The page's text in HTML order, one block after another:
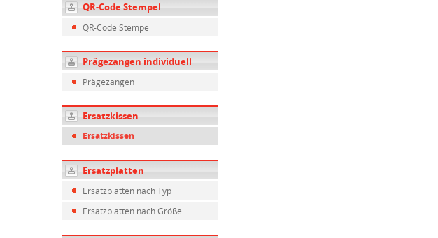
QR-Code Stempel
QR-Code Stempel
Prägezangen individuell
Prägezangen
Ersatzkissen
Ersatzkissen
Ersatzplatten
Ersatzplatten nach Typ
Ersatzplatten nach Größe